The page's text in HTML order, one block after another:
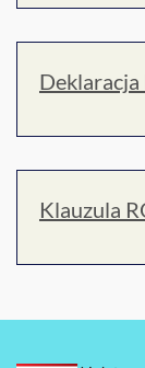
Klauzula